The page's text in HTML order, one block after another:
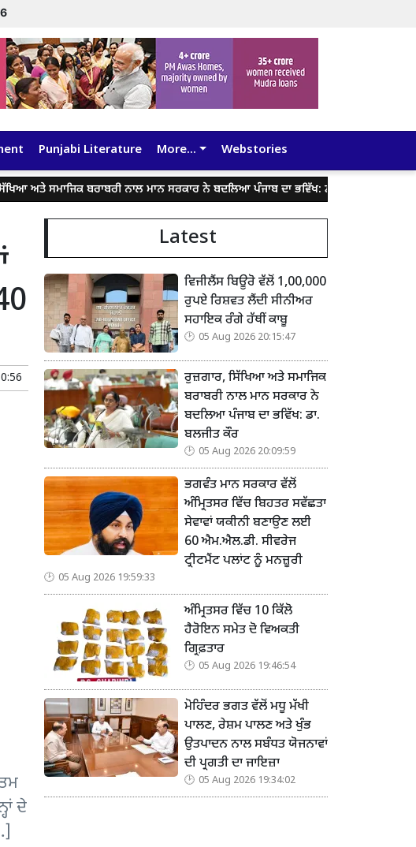
Punjabi Literature More... Webstories
ਬਰਾਬਰੀ ਨਾਲ ਮਾਨ ਸਰਕਾਰ ਨੇ ਬਦਲਿਆ ਪੰਜਾਬ ਦਾ ਭਵਿੱਖ: ਡਾ. ਬਲਜੀਤ ਕੌਰ
ਦੇ
Latest
ਵਿਜੀਲੈਂਸ ਬਿਊਰੋ ਵੱਲੋਂ 1,00,000
ਰੁਪਏ ਰਿਸ਼ਵਤ ਲੈਂਦੀ ਸੀਨੀਅਰ
ਸਹਾਇਕ ਰੰਗੇ ਹੱਥੀਂ ਕਾਬੂ
05 Aug 2026 20:15:47
ਰੁਜ਼ਗਾਰ, ਸਿੱਖਿਆ ਅਤੇ ਸਮਾਜਿਕ
ਬਰਾਬਰੀ ਨਾਲ ਮਾਨ ਸਰਕਾਰ ਨੇ
ਬਦਲਿਆ ਪੰਜਾਬ ਦਾ ਭਵਿੱਖ: ਡਾ.
ਬਲਜੀਤ ਕੌਰ
05 Aug 2026 20:09:59
ਭਗਵੰਤ ਮਾਨ ਸਰਕਾਰ ਵੱਲੋਂ
ਅੰਮ੍ਰਿਤਸਰ ਵਿੱਚ ਬਿਹਤਰ ਸਵੱਛਤਾ
ਸੇਵਾਵਾਂ ਯਕੀਨੀ ਬਣਾਉਣ ਲਈ
60 ਐਮ.ਐਲ.ਡੀ. ਸੀਵਰੇਜ
ਟ੍ਰੀਟਮੈਂਟ ਪਲਾਂਟ ਨੂੰ ਮਨਜ਼ੂਰੀ
05 Aug 2026 19:59:33
ਅੰਮ੍ਰਿਤਸਰ ਵਿੱਚ 10 ਕਿੱਲੋ
ਹੈਰੋਇਨ ਸਮੇਤ ਦੋ ਵਿਅਕਤੀ
ਗ੍ਰਿਫ਼ਤਾਰ
05 Aug 2026 19:46:54
ਮੋਹਿੰਦਰ ਭਗਤ ਵੱਲੋਂ ਮਧੂ ਮੱਖੀ
ਪਾਲਣ, ਰੇਸ਼ਮ ਪਾਲਣ ਅਤੇ ਖੁੰਭ
ਉਤਪਾਦਨ ਨਾਲ ਸਬੰਧਤ ਯੋਜਨਾਵਾਂ
ਦੀ ਪ੍ਰਗਤੀ ਦਾ ਜਾਇਜ਼ਾ
05 Aug 2026 19:34:02